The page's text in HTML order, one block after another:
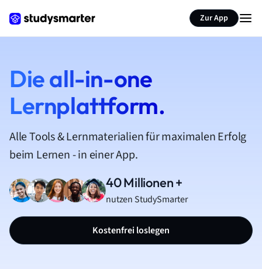
Zur App
Die all-in-one
Lernplattform.
Alle Tools & Lernmaterialien für maximalen Erfolg
beim Lernen - in einer App.
40 Millionen +
nutzen StudySmarter
Kostenfrei loslegen